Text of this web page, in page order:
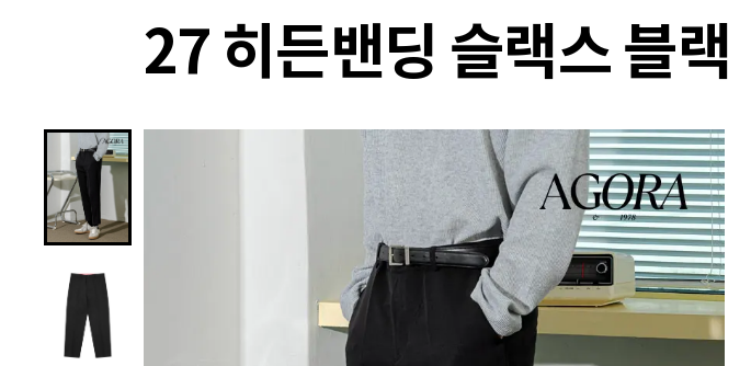
27 히든밴딩 슬랙스 블랙